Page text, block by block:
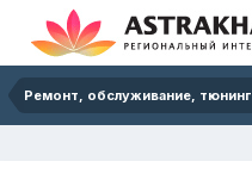
Ремонт, обслуживание, тюнинг